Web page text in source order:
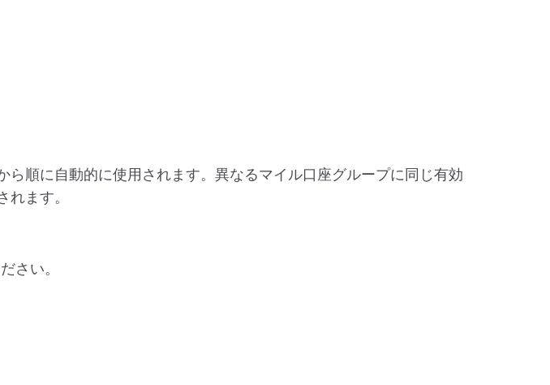
順に自動的に使用されます。異なるマイル口座グループに同じ有効
ます。
さい。